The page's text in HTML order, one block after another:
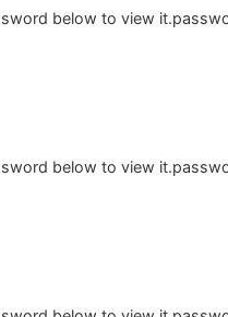
below to view
below to view